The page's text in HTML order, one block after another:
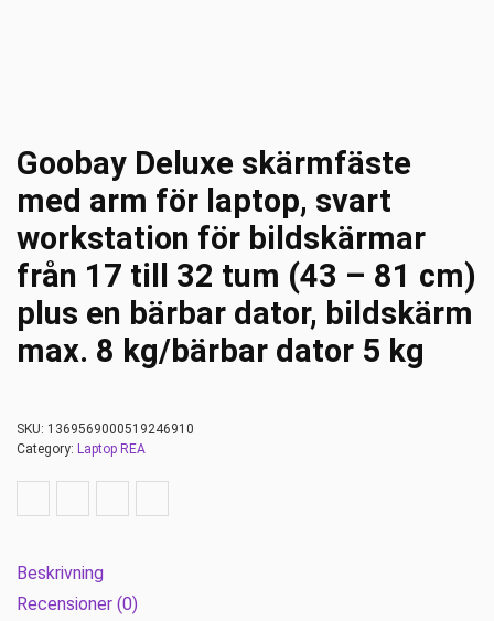
Goobay Deluxe skärmfäste
med arm för laptop, svart
workstation för bildskärmar
från 17 till 32 tum (43 – 81 cm)
plus en bärbar dator, bildskärm
max. 8 kg/bärbar dator 5 kg
SKU: 1369569000519246910
Category: Laptop REA
Beskrivning
Recensioner (0)